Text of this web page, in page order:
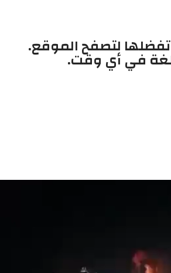
تفضلها لتصفح الموقع.
في أي وقت.